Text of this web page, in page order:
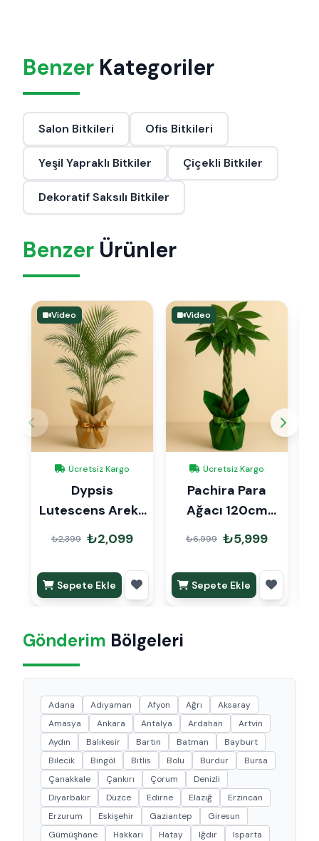
Benzer Kategoriler
Salon Bitkileri Ofis Bitkileri
Yeşil Yapraklı Bitkiler Çiçekli Bitkiler
Dekoratif Saksılı Bitkiler
Benzer Ürünler
Video
Ücretsiz Kargo
Dypsis
Lutescens Areka
Palmiyesi 90cm
Hediye Paketli
₺2,399 ₺2,099
Sepete Ekle
Video
Ücretsiz Kargo
Pachira Para
Ağacı 120cm
Hediye Paketli
₺6,999 ₺5,999
Sepete Ekle
Gönderim Bölgeleri
Adana Adıyaman Afyon Ağrı
Aksaray
Amasya
Ankara Antalya Ardahan
Artvin
Aydın
Balıkesir Bartın Batman
Bayburt
Bilecik
Bingöl Bitlis Bolu Burdur
Bursa
Çanakkale
Çankırı Çorum
Denizli
Diyarbakır
Düzce Edirne Elazığ
Erzincan
Erzurum
Eskişehir Gaziantep
Giresun
Gümüşhane
Hakkari Hatay Iğdır
Isparta